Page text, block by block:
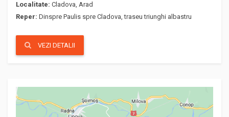
Localitate: Cladova, Arad
Reper: Dinspre Paulis spre Cladova, traseu triunghi albastru
VEZI DETALII